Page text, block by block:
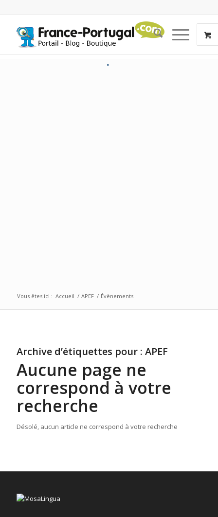
Vous êtes ici : Accueil / APEF / Évènements
Archive d’étiquettes pour : APEF
Aucune page ne
correspond à votre
recherche
Désolé, aucun article ne correspond à votre recherche